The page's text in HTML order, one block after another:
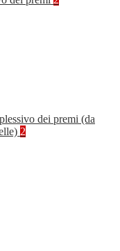
dei premi (da
2